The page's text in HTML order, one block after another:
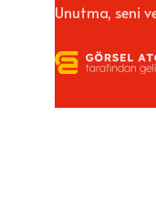
Unutma, seni